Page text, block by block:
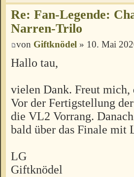
Re: Fan-Legende:
Narren-Trilo
von Giftknödel » 10. Mai
Hallo tau,
vielen Dank. Freut mich,
Vor der Fertigstellung
die VL2 Vorrang.
bald über das Finale mit
LG
Giftknödel